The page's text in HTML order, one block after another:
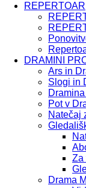
REPERTOAR
DRAMINI
Ars in
Slogi in
Pot v
Natečaj
Za
Drama